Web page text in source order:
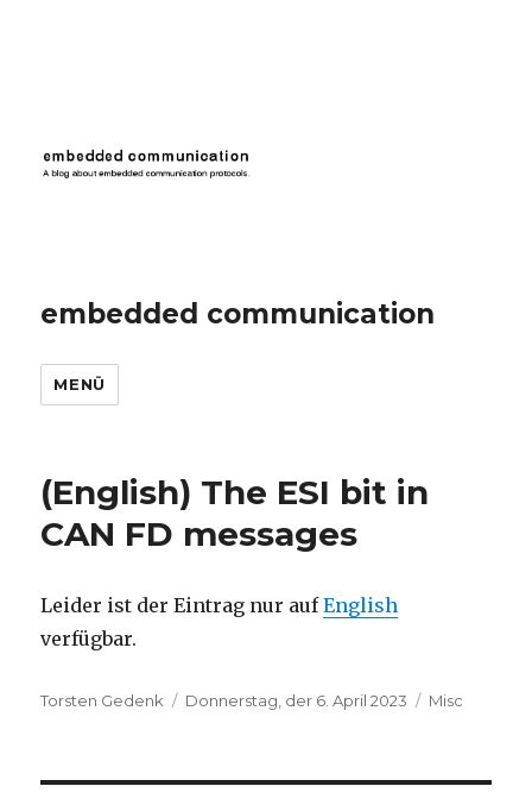
embedded communication
MENÜ
(English) The ESI bit in
CAN FD messages
Leider ist der Eintrag nur aufEnglish
verfügbar.
Autor
Torsten Gedenk
Veröffentlicht
Donnerstag, der 6. April 2023 Kategorien
Misc